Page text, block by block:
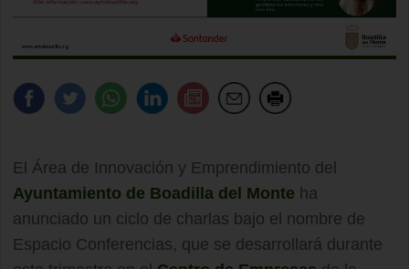
El Área de Innovación y Emprendimiento del
Ayuntamiento de Boadilla del Monte ha
anunciado un ciclo de charlas bajo el nombre de
Espacio Conferencias, que se desarrollará durante